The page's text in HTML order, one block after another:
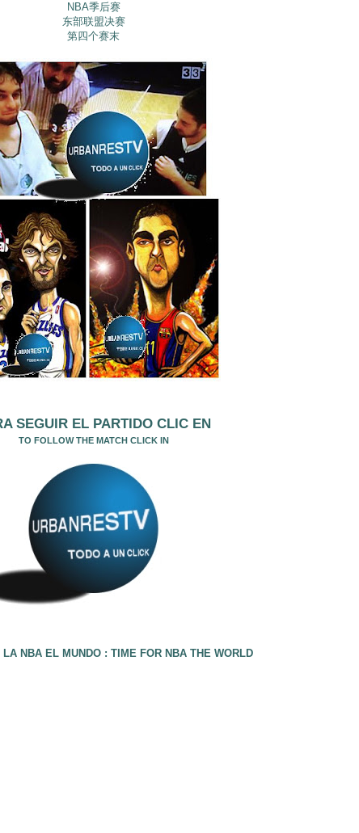
NBA季后赛
东部联盟决赛
第四个赛末
SEGUIR EL PARTIDO CLIC EN
TO FOLLOW THE MATCH CLICK IN
LA NBA EL MUNDO : TIME FOR NBA THE WORLD